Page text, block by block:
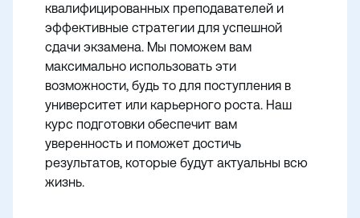
квалифицированных преподавателей и
эффективные стратегии для успешной
сдачи экзамена. Мы поможем вам
максимально использовать эти
возможности, будь то для поступления в
университет или карьерного роста. Наш
курс подготовки обеспечит вам
уверенность и поможет достичь
результатов, которые будут актуальны всю
жизнь.